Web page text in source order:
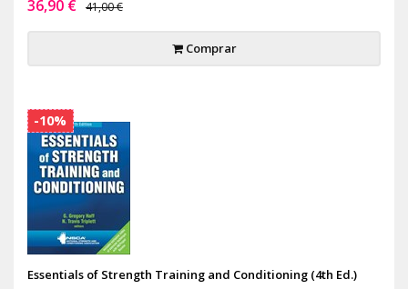
36,90 € 41,00 €
Comprar
Essentials of Strength Training and Conditioning (4th Ed.)
-10%